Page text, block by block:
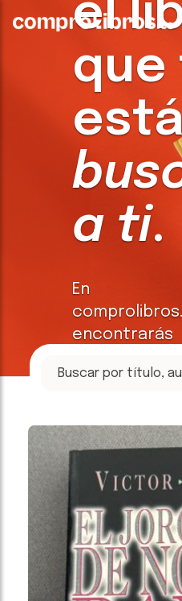
el
que
a ti.
En
encontrarás
tesoros